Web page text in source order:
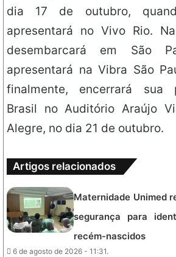
dia 17 de outubro,
apresentará no Vivo Rio.
desembarcará em São
apresentará na Vibra São
finalmente, encerrará sua
Brasil no Auditório Araújo
Alegre, no dia 21 de outubro.
Artigos relacionados
Maternidade Unimed
segurança para
recém-nascidos
6 de agosto de 2026 - 11:31.